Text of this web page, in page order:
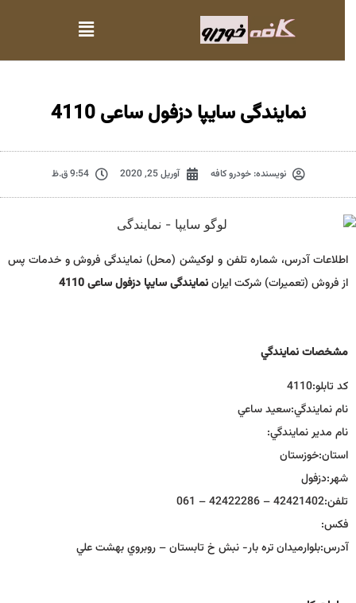
نمایندگی سایپا دزفول ساعی 4110
نویسنده:خودرو کافه آوریل 25, 2020 9:54 ق.ظ
اطلاعات آدرس، شماره تلفن و لوکیشن (محل) نمایندگی فروش و خدمات پس
از فروش (تعمیرات) شرکت ایراننمایندگی سایپا دزفول ساعی 4110
مشخصات نمايندگي
كد تابلو:4110
نام نمايندگي:سعيد ساعي
نام مدير نمايندگي:
استان:خوزستان
شهر:دزفول
تلفن:42421402 – 42422286 – 061
فكس:
آدرس:بلوارميدان تره بار- نبش خ تابستان – روبروي بهشت علي